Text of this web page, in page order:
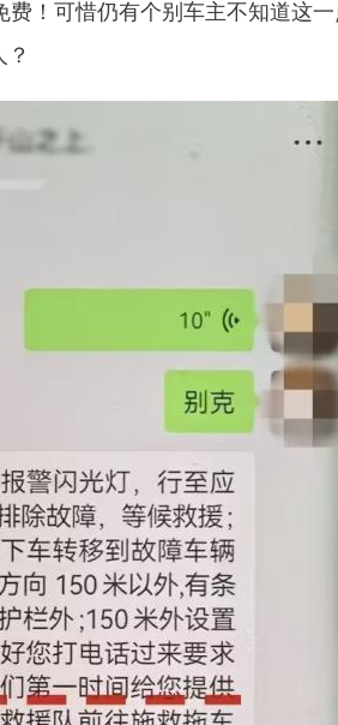
！可惜仍有个别车主不知道这一